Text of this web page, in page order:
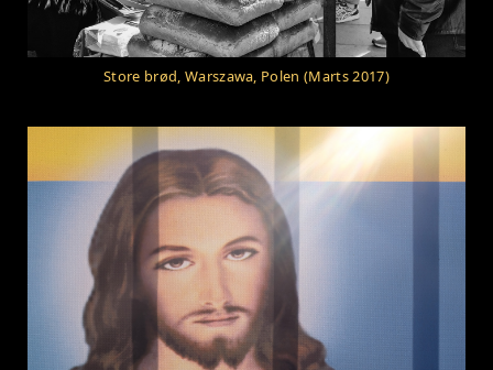
Store brød, Warszawa, Polen (Marts 2017)